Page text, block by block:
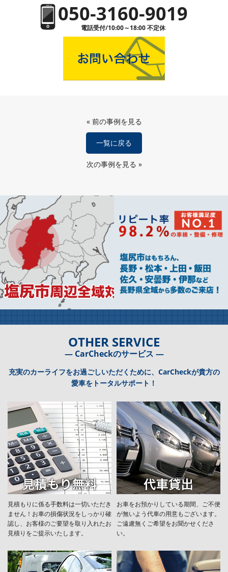
050-3160-9019
電話受付/10:00～18:00 不定休
« 前の事例を見る
一覧に戻る
次の事例を見る »
OTHER SERVICE
― CarCheckのサービス ―
充実のカーライフをお過ごしいただくために、CarCheckが貴方の
愛車をトータルサポート！
見積もりに係る手数料は一切いただき
ません！お車の損傷状況をしっかり確
認し、お客様のご要望を取り入れたお
見積りをご提示いたします。
お車をお預かりしている期間、ご不便
が無いよう代車の用意もございます。
ご遠慮無くご希望をお聞かせくださ
い。